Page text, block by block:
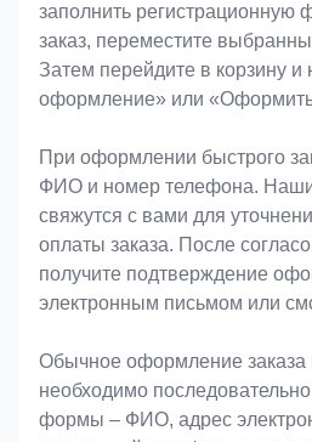
заполнить регистрационную
заказ, переместите
Затем перейдите в корзину
оформление» или
При оформлении быстрого
ФИО и номер телефона.
свяжутся с вами для
оплаты заказа. После
получите подтверждение
электронным письмом или
Обычное оформление заказа
необходимо
формы – ФИО, адрес